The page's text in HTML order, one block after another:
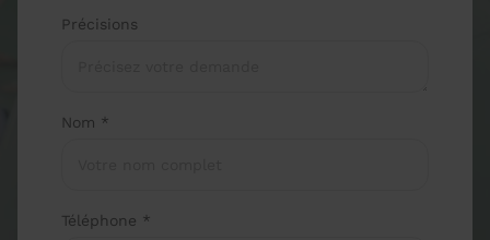
Précisions
Nom *
Téléphone *